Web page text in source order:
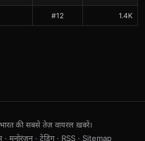
#12 1.4K
की सबसे तेज़ वायरल ख़बरें।
· मनोरंजन· ट्रेंडिंग· RSS · Sitemap